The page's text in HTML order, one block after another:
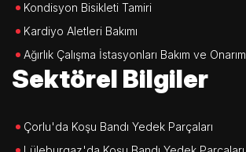
Kondisyon Bisikleti Tamiri
Kardiyo Aletleri Bakımı
Ağırlık Çalışma İstasyonları Bakım ve Onarım
Sektörel Bilgiler
Çorlu'da Koşu Bandı Yedek Parçaları